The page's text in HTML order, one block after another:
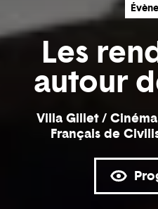
Les
autour
Villa Gillet /
Français de